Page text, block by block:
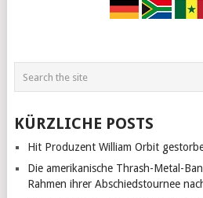
KÜRZLICHE POSTS
Hit Produzent William Orbit
Die amerikanische Thrash-Metal-
Rahmen ihrer Abschiedstournee